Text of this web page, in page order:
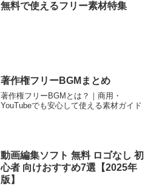
無料で使えるフリー素材特集
著作権フリーBGMまとめ
著作権フリーBGMとは？｜商用・
YouTubeでも安心して使える素材ガイド
動画編集ソフト 無料 ロゴなし 初
心者 向けおすすめ7選【2025年
版】